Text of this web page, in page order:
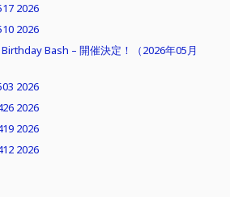
2026
2026
Bash – 開催決定！（2026年05月
2026
2026
2026
2026